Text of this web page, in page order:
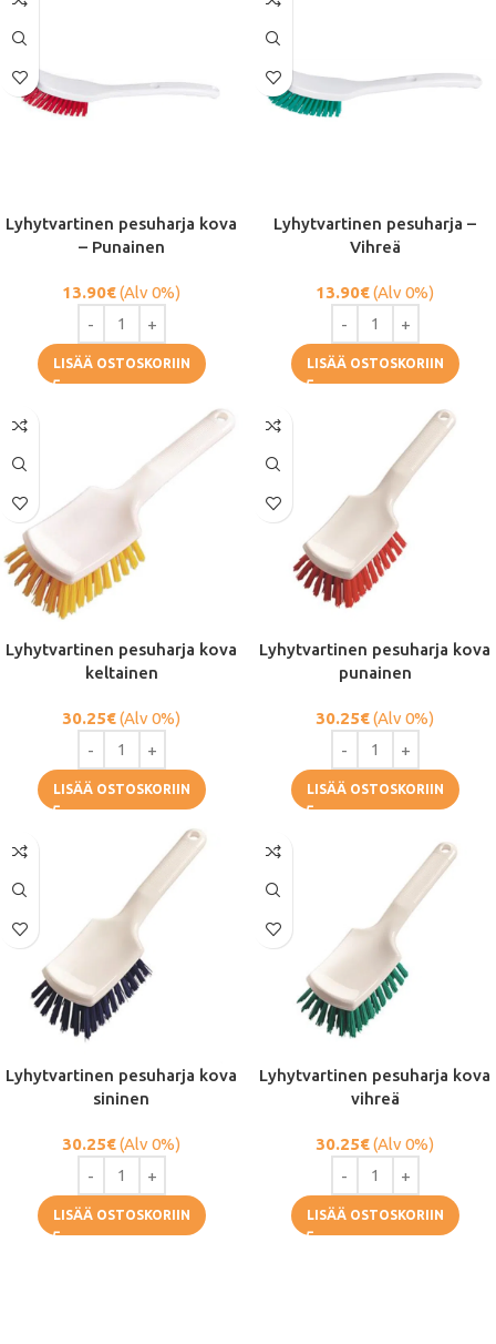
Lyhytvartinen pesuharja kova
– Punainen
13.90€(Alv 0%)
LISÄÄ OSTOSKORIIN
Lyhytvartinen pesuharja –
Vihreä
13.90€(Alv 0%)
LISÄÄ OSTOSKORIIN
Lyhytvartinen pesuharja kova
keltainen
30.25€(Alv 0%)
LISÄÄ OSTOSKORIIN
Lyhytvartinen pesuharja kova
punainen
30.25€(Alv 0%)
LISÄÄ OSTOSKORIIN
Lyhytvartinen pesuharja kova
sininen
30.25€(Alv 0%)
LISÄÄ OSTOSKORIIN
Lyhytvartinen pesuharja kova
vihreä
30.25€(Alv 0%)
LISÄÄ OSTOSKORIIN